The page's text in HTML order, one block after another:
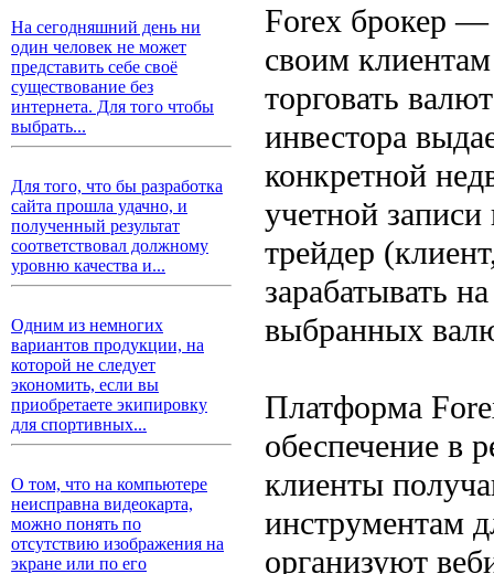
На сегодняшний день ни
один человек не может
представить себе своё
существование без
интернета. Для того чтобы
выбрать...
Для того, что бы разработка
сайта прошла удачно, и
полученный результат
соответствовал должному
уровню качества и...
Одним из немногих
вариантов продукции, на
которой не следует
экономить, если вы
приобретаете экипировку
для спортивных...
О том, что на компьютере
неисправна видеокарта,
можно понять по
отсутствию изображения на
экране или по его
Forex брокер —
своим
торговать
инвестора
конкретной
учетной записи
трейдер
зарабатывать
выбранных
Платформа
обеспечение в
клиенты
инструментам
организуют